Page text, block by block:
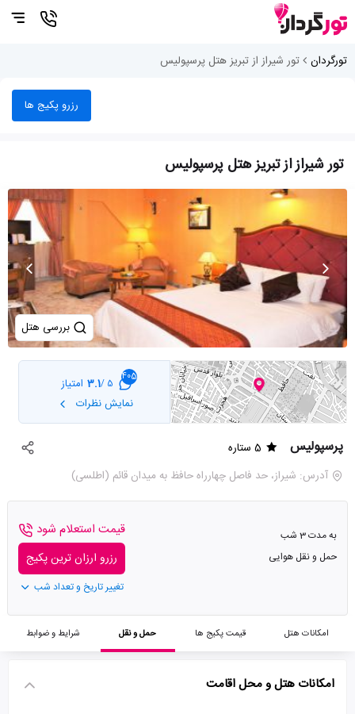
تورگردان تور شیراز از تبریز هتل پرسپولیس
رزرو پکیج ها
تور شیراز از تبریز هتل پرسپولیس
بررسی هتل
405
5 /
3.1 امتیاز
نمایش نظرات
پرسپولیس
5 ستاره
آدرس: شيراز، حد فاصل چهارراه حافظ به ميدان قائم (اطلسی)
به مدت 3 شب
حمل و نقل هوایی
قیمت استعلام شود
رزرو ارزان ترین پکیج
تغییر تاریخ و تعداد شب
امکانات هتل قیمت پکیج ها حمل و نقل شرایط و ضوابط
امکانات هتل و محل اقامت